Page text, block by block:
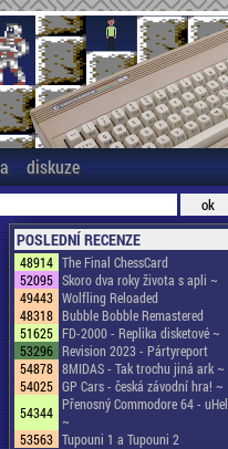
diskuze
POSLEDNÍ RECENZE
48914 The Final ChessCard
52095 Skoro dva roky života s apli ~
49443 Wolfling Reloaded
48318 Bubble Bobble Remastered
51625 FD-2000 - Replika disketové ~
53296 Revision 2023 - Pártyreport
54878 8MIDAS - Tak trochu jiná ark ~
54025 GP Cars - česká závodní hra! ~
54344 Přenosný Commodore 64 - uHel
~
53563 Tupouni 1 a Tupouni 2